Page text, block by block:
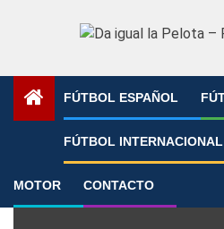
FÚTBOL ESPAÑOL
FÚTBOL INTERNACIONAL
MOTOR CONTACTO
»
Chmapions